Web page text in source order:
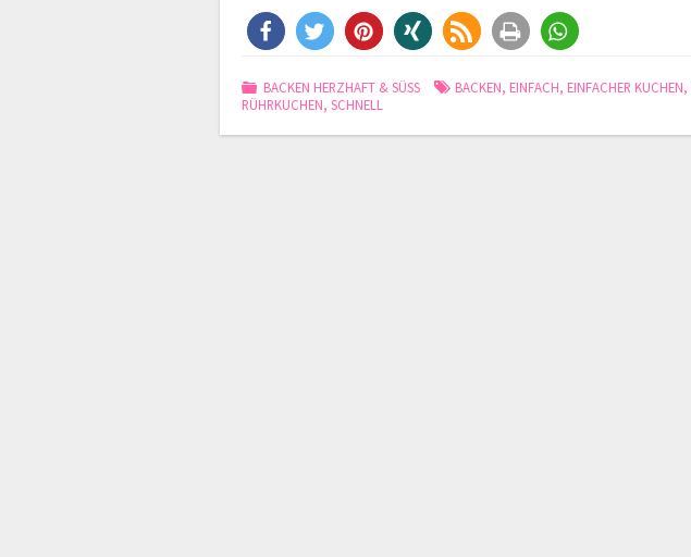
BACKEN HERZHAFT & SÜSS BACKEN, EINFACH, EINFACHER KUCHEN,
RÜHRKUCHEN, SCHNELL